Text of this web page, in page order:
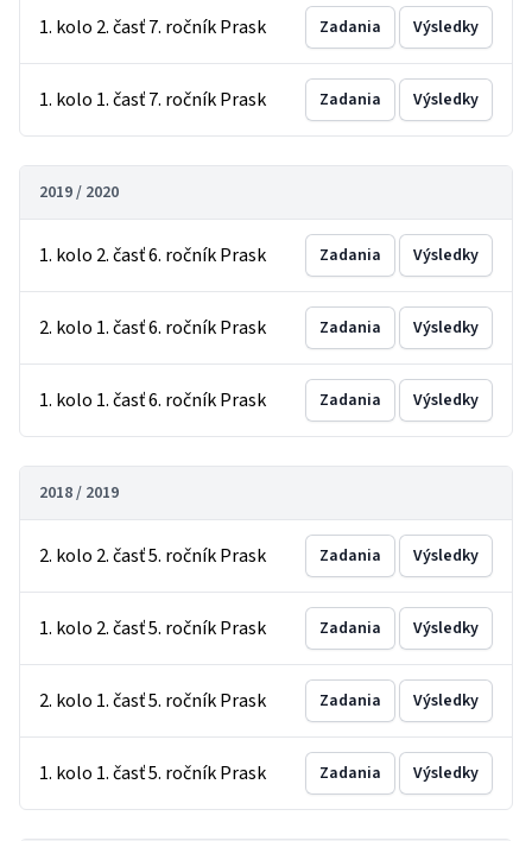
1. kolo 2. časť 7. ročník Prask Zadania Výsledky
1. kolo 1. časť 7. ročník Prask Zadania Výsledky
2019 / 2020
1. kolo 2. časť 6. ročník Prask Zadania Výsledky
2. kolo 1. časť 6. ročník Prask Zadania Výsledky
1. kolo 1. časť 6. ročník Prask Zadania Výsledky
2018 / 2019
2. kolo 2. časť 5. ročník Prask Zadania Výsledky
1. kolo 2. časť 5. ročník Prask Zadania Výsledky
2. kolo 1. časť 5. ročník Prask Zadania Výsledky
1. kolo 1. časť 5. ročník Prask Zadania Výsledky